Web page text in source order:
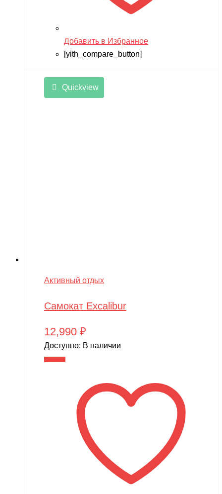
Добавить в Избранное
[yith_compare_button]
Quickview
Активный отдых
Самокат Excalibur
12,990 ₽
Доступно: В наличии